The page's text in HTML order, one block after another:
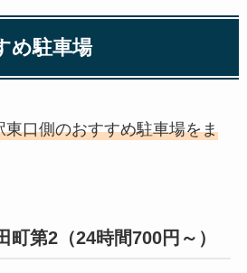
め駐車場
口側のおすすめ駐車場をま
町第2（24時間700円～）